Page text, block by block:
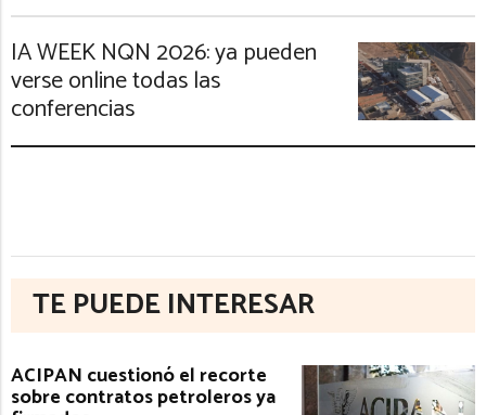
IA WEEK NQN 2026: ya pueden
verse online todas las
conferencias
TE PUEDE INTERESAR
ACIPAN cuestionó el recorte
sobre contratos petroleros ya